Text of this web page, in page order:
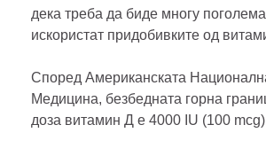
дека треба да биде многу
искористат придобивките од
Според Американската
Медицина, безбедната горна
доза витамин Д е 4000 IU (100